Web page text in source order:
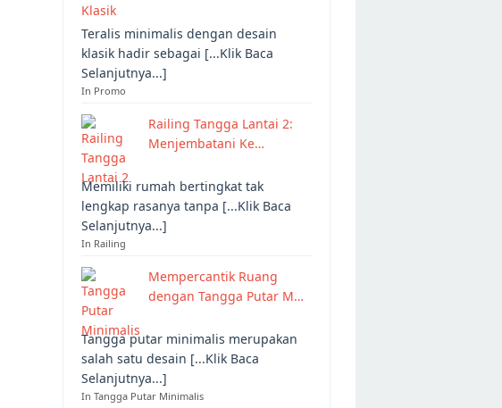
Teralis minimalis dengan desain
klasik hadir sebagai [...Klik Baca
Selanjutnya...]
In Promo
Railing Tangga Lantai 2:
Menjembatani Ke…
Memiliki rumah bertingkat tak
lengkap rasanya tanpa [...Klik Baca
Selanjutnya...]
In Railing
Mempercantik Ruang
dengan Tangga Putar M…
Tangga putar minimalis merupakan
salah satu desain [...Klik Baca
Selanjutnya...]
In Tangga Putar Minimalis